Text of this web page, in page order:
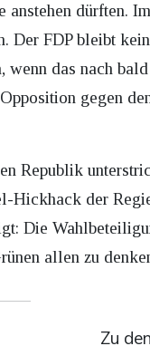
anstehen dürften.
Der FDP bleibt
das nach
gegen
Republik
der
Die
allen zu
Zu